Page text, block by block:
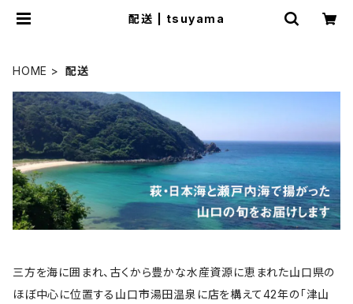
配送 | tsuyama
HOME 配送
三方を海に囲まれ、古くから豊かな水産資源に恵まれた山口県の
ほぼ中心に位置する山口市湯田温泉に店を構えて42年の「津山